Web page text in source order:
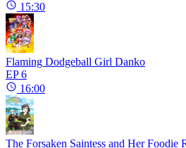
15:30
Flaming Dodgeball Girl Danko
EP 6
16:00
The Forsaken Saintess and Her Foodie